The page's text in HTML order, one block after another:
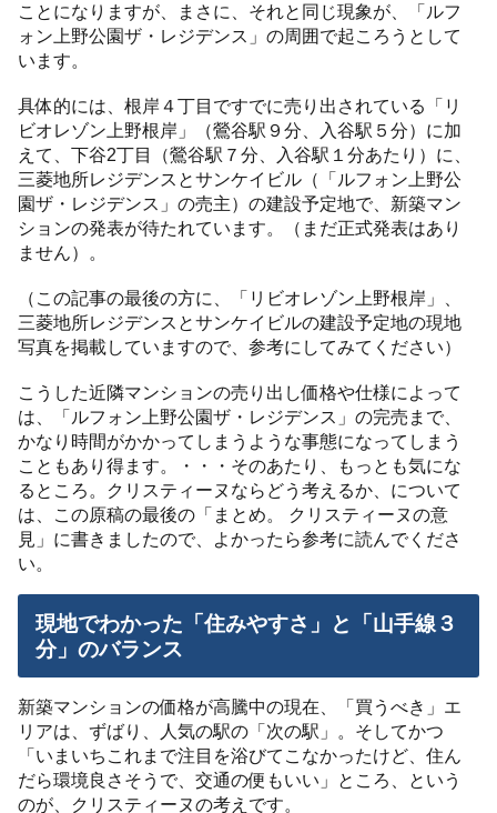
ことになりますが、まさに、それと同じ現象が、「ルフ
ォン上野公園ザ・レジデンス」の周囲で起ころうとして
います。
具体的には、根岸４丁目ですでに売り出されている「リ
ビオレゾン上野根岸」（鶯谷駅９分、入谷駅５分）に加
えて、下谷2丁目（鶯谷駅７分、入谷駅１分あたり）に、
三菱地所レジデンスとサンケイビル（「ルフォン上野公
園ザ・レジデンス」の売主）の建設予定地で、新築マン
ションの発表が待たれています。（まだ正式発表はあり
ません）。
（この記事の最後の方に、「リビオレゾン上野根岸」、
三菱地所レジデンスとサンケイビルの建設予定地の現地
写真を掲載していますので、参考にしてみてください）
こうした近隣マンションの売り出し価格や仕様によって
は、「ルフォン上野公園ザ・レジデンス」の完売まで、
かなり時間がかかってしまうような事態になってしまう
こともあり得ます。・・・そのあたり、もっとも気にな
るところ。クリスティーヌならどう考えるか、について
は、この原稿の最後の「まとめ。 クリスティーヌの意
見」に書きましたので、よかったら参考に読んでくださ
い。
現地でわかった「住みやすさ」と「山手線３
分」のバランス
新築マンションの価格が高騰中の現在、「買うべき」エ
リアは、ずばり、人気の駅の「次の駅」。そしてかつ
「いまいちこれまで注目を浴びてこなかったけど、住ん
だら環境良さそうで、交通の便もいい」ところ、という
のが、クリスティーヌの考えです。